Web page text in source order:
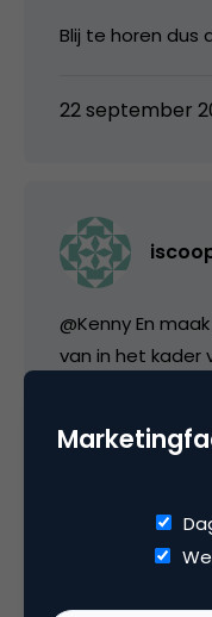
Blij te horen dus
22 september
@Kenny En
van in het kader
open en bloot
dergelijke
vermijden) er
blijken